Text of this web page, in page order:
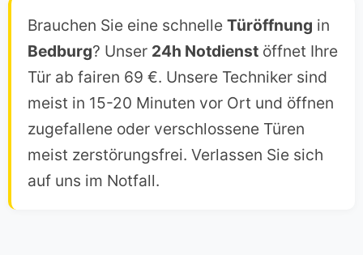
Brauchen Sie eine schnelle Türöffnung in
Bedburg? Unser 24h Notdienst öffnet Ihre
Tür ab fairen 69 €. Unsere Techniker sind
meist in 15-20 Minuten vor Ort und öffnen
zugefallene oder verschlossene Türen
meist zerstörungsfrei. Verlassen Sie sich
auf uns im Notfall.